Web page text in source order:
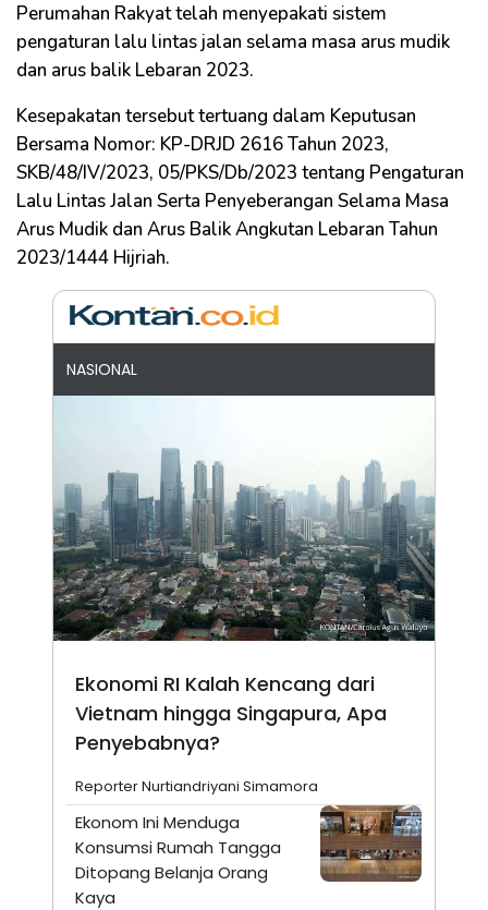
Perumahan Rakyat telah menyepakati sistem
pengaturan lalu lintas jalan selama masa arus mudik
dan arus balik Lebaran 2023.
Kesepakatan tersebut tertuang dalam Keputusan
Bersama Nomor: KP-DRJD 2616 Tahun 2023,
SKB/48/IV/2023, 05/PKS/Db/2023 tentang Pengaturan
Lalu Lintas Jalan Serta Penyeberangan Selama Masa
Arus Mudik dan Arus Balik Angkutan Lebaran Tahun
2023/1444 Hijriah.
NASIONAL
Ekonomi RI Kalah Kencang dari
Vietnam hingga Singapura, Apa
Penyebabnya?
Reporter Nurtiandriyani Simamora
Ekonom Ini Menduga
Konsumsi Rumah Tangga
Ditopang Belanja Orang
Kaya